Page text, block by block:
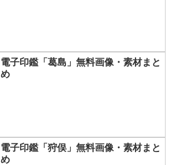
電子印鑑「葛島」無料画像・素材まと
め
電子印鑑「狩俣」無料画像・素材まと
め